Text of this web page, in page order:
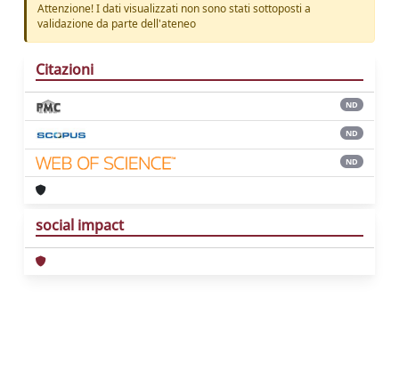
Attenzione! I dati visualizzati non sono stati sottoposti a
validazione da parte dell'ateneo
Citazioni
ND
ND
ND
social impact